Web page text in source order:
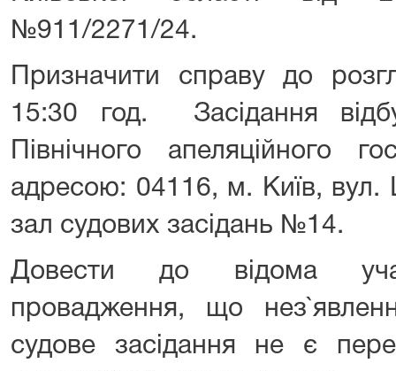
№911/2271/24.
Призначити справу до
15:30 год. Засідання
Північного апеляційного
адресою: 04116, м. Київ, вул.
зал судових засідань №14.
Довести до відома
провадження, що
судове засідання не є